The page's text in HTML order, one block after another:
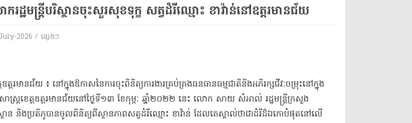
រដ្ឋមន្ត្រី​បរិស្ថាន​ចុះសួរសុខទុក្ខ សត្វ​ដំរី​ឈ្មោះ ខា​វ៉ាន់​នៅ​ឧ​ត្ត​រ​មានជ័យ​
2026 / ផ្សេង​ៗ
ឧ​ត្ត​រ​មានជ័យ ៖ នៅក្នុង​ឱកាស​នៃ​ការចុះពិនិត្យ​ការងារ​គ្រប់គ្រង​ធនធានធម្មជាតិ​និង​អភិរក្ស​ជីវៈចម្រុះ​នៅក្នុង​
ស្ត្រ​ខេត្ត​ឧ​ត្ត​រ​មានជ័យ​នៅ​ថ្ងៃទី​១៣ ខែកុម្ភៈ ឆ្នាំ​២០២២ នេះ លោក សាយ សំ​អាល់ រដ្ឋមន្ត្រី​ក្រសួង
ថាន និង​ប្រតិភូ​បាន​ចូល​ពិនិត្យ​ពី​ស្ថានភាព​សត្វ​ដំរី​ឈ្មោះ ខា​វ៉ាន់ ដែល​គេ​ស្គាល់​ថា​ជា​ដំរី​ដ៏​ឯកោ​បំផុត​នៅលើ​